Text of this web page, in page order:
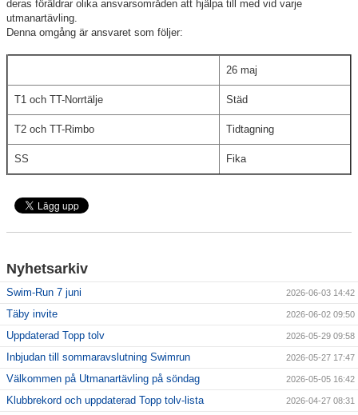
deras föräldrar olika ansvarsområden att hjälpa till med vid varje
utmanartävling.
Denna omgång är ansvaret som följer:
26 maj
T1 och TT-Norrtälje Städ
T2 och TT-Rimbo Tidtagning
SS Fika
Nyhetsarkiv
Swim-Run 7 juni 2026-06-03 14:42
Täby invite 2026-06-02 09:50
Uppdaterad Topp tolv 2026-05-29 09:58
Inbjudan till sommaravslutning Swimrun 2026-05-27 17:47
Välkommen på Utmanartävling på söndag 2026-05-05 16:42
Klubbrekord och uppdaterad Topp tolv-lista 2026-04-27 08:31